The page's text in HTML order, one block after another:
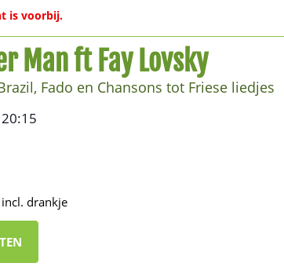
is voorbij.
Man ft Fay Lovsky
Fado en Chansons tot Friese liedjes
20:15
drankje